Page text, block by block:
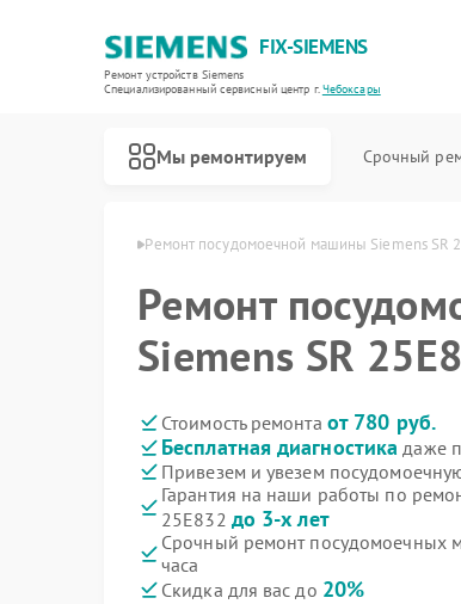
FIX-SIEMENS
Ремонт устройств Siemens
Специализированный cервисный центр г.Чебоксары
Мы ремонтируем Срочный
в Чебоксарах Ремонт посудомоечной машины Siemens SR
Ремонт
Siemens SR
Стоимость ремонта от 780 руб.
Бесплатная диагностика даже
Привезем и увезем
Гарантия на наши работы по
25E832 до 3-х лет
Срочный ремонт посудомоечных
часа
Скидка для вас до 20%